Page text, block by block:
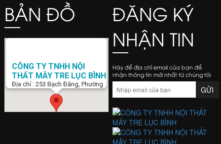
BẢN ĐỒ
CÔNG TY TNHH NỘI
THẤT MÂY TRE LỤC BÌNH
Địa chỉ : 253 Bạch Đằng, Phường
15, Q. Bình Thạnh, Tp. Hồ Chí Minh
Điện Thoại : 0938 423 805
banghemaytrela@gmail.com
ĐĂNG KÝ
NHẬN TIN
Hãy để địa chỉ email của bạn để
nhận thông tin mới nhất từ chúng tôi